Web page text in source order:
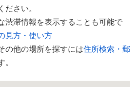
ださい。
渋滞情報を表示することも可能で
見方・使い方
の他の場所を探すには住所検索・郵
。